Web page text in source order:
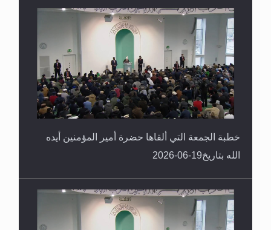
خطبة الجمعة التي ألقاها حضرة أمير المؤمنين أيده
الله بتاريخ19-06-2026